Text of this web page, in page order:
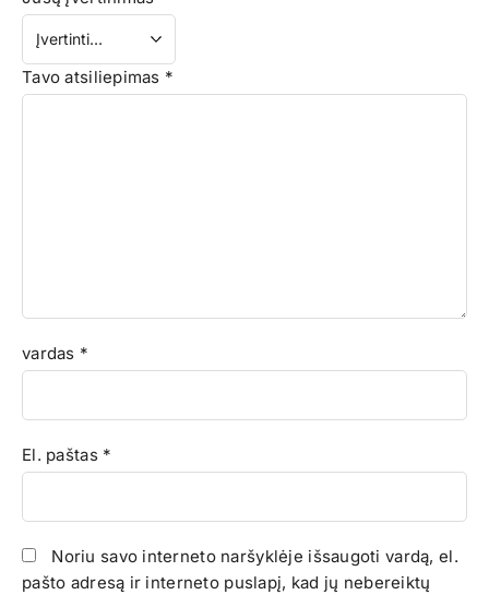
Tavo atsiliepimas *
vardas *
El. paštas *
Noriu savo interneto naršyklėje išsaugoti vardą, el.
pašto adresą ir interneto puslapį, kad jų nebereiktų